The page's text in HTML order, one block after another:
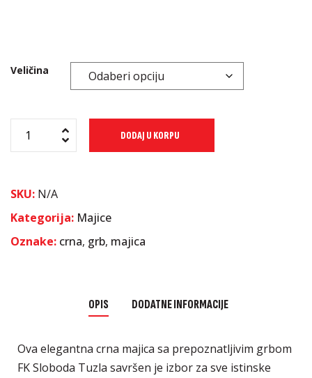
Veličina
DODAJ U KORPU
SKU: N/A
Kategorija: Majice
Oznake: crna, grb, majica
OPIS DODATNE INFORMACIJE
Ova elegantna crna majica sa prepoznatljivim grbom
FK Sloboda Tuzla savršen je izbor za sve istinske